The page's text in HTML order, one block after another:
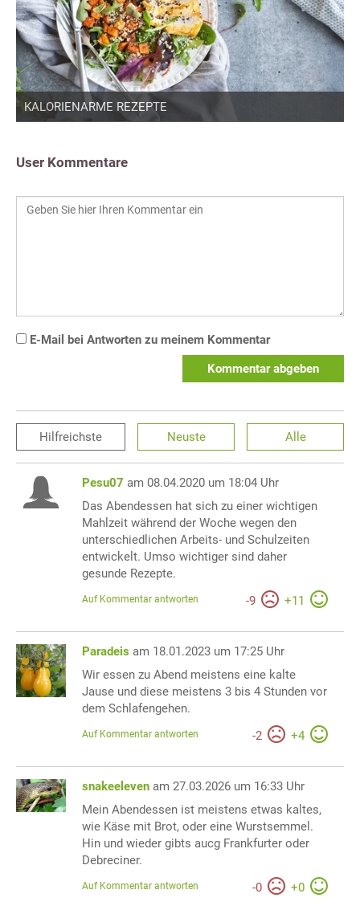
KALORIENARME REZEPTE
User Kommentare
E-Mail bei Antworten zu meinem Kommentar
Kommentar abgeben
Hilfreichste Neuste Alle
Pesu07 am 08.04.2020 um 18:04 Uhr
Das Abendessen hat sich zu einer wichtigen
Mahlzeit während der Woche wegen den
unterschiedlichen Arbeits- und Schulzeiten
entwickelt. Umso wichtiger sind daher
gesunde Rezepte.
-9 +11
Auf Kommentar antworten
Paradeis am 18.01.2023 um 17:25 Uhr
Wir essen zu Abend meistens eine kalte
Jause und diese meistens 3 bis 4 Stunden vor
dem Schlafengehen.
-2 +4
Auf Kommentar antworten
snakeeleven am 27.03.2026 um 16:33 Uhr
Mein Abendessen ist meistens etwas kaltes,
wie Käse mit Brot, oder eine Wurstsemmel.
Hin und wieder gibts aucg Frankfurter oder
Debreciner.
-0 +0
Auf Kommentar antworten